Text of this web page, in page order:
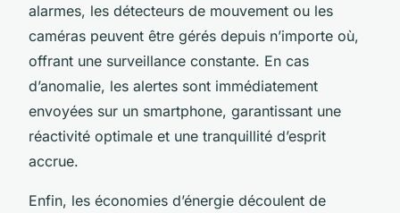
alarmes, les détecteurs de mouvement ou les
caméras peuvent être gérés depuis n’importe où,
offrant une surveillance constante. En cas
d’anomalie, les alertes sont immédiatement
envoyées sur un smartphone, garantissant une
réactivité optimale et une tranquillité d’esprit
accrue.
Enfin, les économies d’énergie découlent de